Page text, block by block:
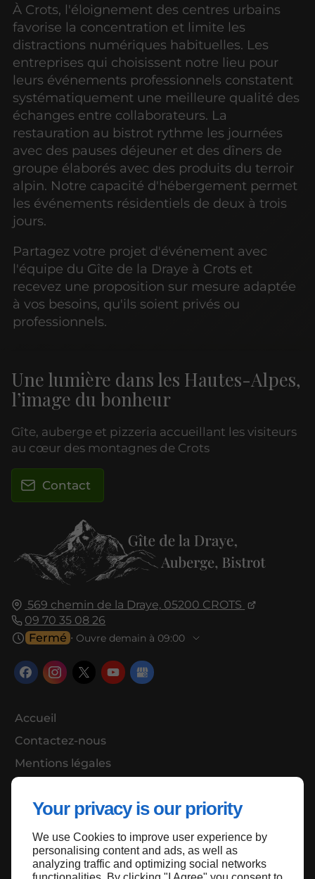
Your privacy is our priority
We use Cookies to improve user experience by
personalising content and ads, as well as
analyzing traffic and optimizing social networks
À Crots, l'éloignement des centres urbains
favorise la concentration et limite les
distractions numériques habituelles. Les
entreprises qui choisissent notre lieu pour
leurs événements professionnels constatent
systématiquement une meilleure qualité des
échanges entre collaborateurs. La
restauration au bistrot rythme les journées
avec des pauses déjeuner et des dîners de
groupe élaborés avec des produits du terroir
alpin. Notre capacité d'hébergement permet
les événements résidentiels de deux à trois
jours.
Partagez votre projet d'événement avec
l'équipe du Gîte de la Draye à Crots et
recevez une proposition sur mesure adaptée
à vos besoins, qu'ils soient privés ou
professionnels.
569 chemin de la Draye, 05200 CROTS
09 70 35 08 26
Fermé ⋅ Ouvre demain à 09:00
Accueil
Contactez-nous
Mentions légales
Une lumière dans les Hautes-Alpes,
l’image du bonheur
Gîte, auberge et pizzeria accueillant les visiteurs
au cœur des montagnes de Crots
Contact
Haut de page